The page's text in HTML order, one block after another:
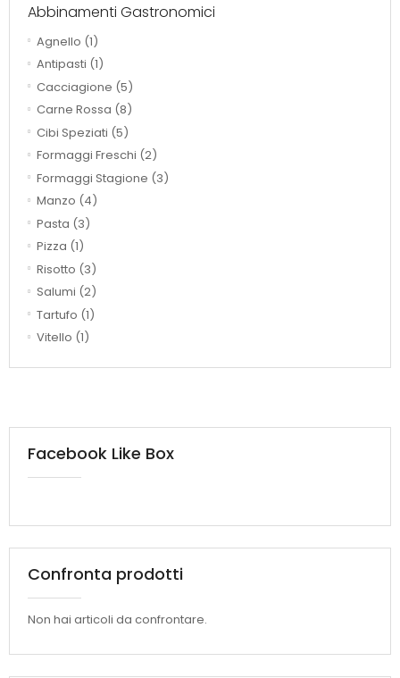
Abbinamenti Gastronomici
Agnello (1)
Antipasti (1)
Cacciagione (5)
Carne Rossa (8)
Cibi Speziati (5)
Formaggi Freschi (2)
Formaggi Stagione (3)
Manzo (4)
Pasta (3)
Pizza (1)
Risotto (3)
Salumi (2)
Tartufo (1)
Vitello (1)
Facebook Like Box
Confronta prodotti
Non hai articoli da confrontare.